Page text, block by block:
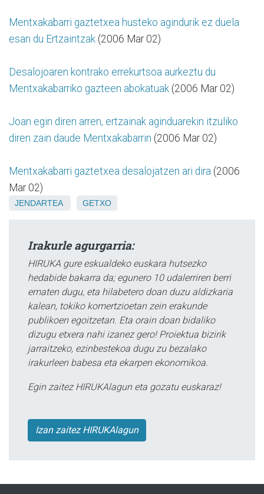
Mentxakabarri gaztetxea husteko agindurik ez duela
esan du Ertzaintzak (2006 Mar 02)
Desalojoaren kontrako errekurtsoa aurkeztu du
Mentxakabarriko gazteen abokatuak (2006 Mar 02)
Joan egin diren arren, ertzainak aginduarekin itzuliko
diren zain daude Mentxakabarrin (2006 Mar 02)
Mentxakabarri gaztetxea desalojatzen ari dira (2006
Mar 02)
JENDARTEA GETXO
Irakurle agurgarria:
HIRUKA gure eskualdeko euskara hutsezko
hedabide bakarra da; egunero 10 udalerriren berri
ematen dugu, eta hilabetero doan duzu aldizkaria
kalean, tokiko komertzioetan zein erakunde
publikoen egoitzetan. Eta orain doan bidaliko
dizugu etxera nahi izanez gero! Proiektua bizirik
jarraitzeko, ezinbestekoa dugu zu bezalako
irakurleen babesa eta ekarpen ekonomikoa.
Egin zaitez HIRUKAlagun eta gozatu euskaraz!
Izan zaitez HIRUKAlagun